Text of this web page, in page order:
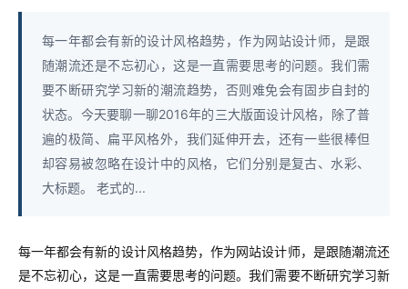
每一年都会有新的设计风格趋势，作为网站设计师，是跟
随潮流还是不忘初心，这是一直需要思考的问题。我们需
要不断研究学习新的潮流趋势，否则难免会有固步自封的
状态。今天要聊一聊2016年的三大版面设计风格，除了普
遍的极简、扁平风格外，我们延伸开去，还有一些很棒但
却容易被忽略在设计中的风格，它们分别是复古、水彩、
大标题。 老式的...
每一年都会有新的设计风格趋势，作为网站设计师，是跟随潮流还
是不忘初心，这是一直需要思考的问题。我们需要不断研究学习新